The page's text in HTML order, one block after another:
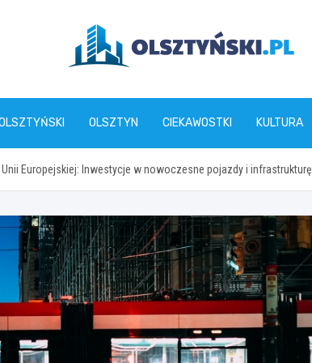
olsztynski.pl
OLSZTYN CIEKAWOSTKI KULTURA
Europejskiej: Inwestycje w nowoczesne pojazdy i infrastrukturę